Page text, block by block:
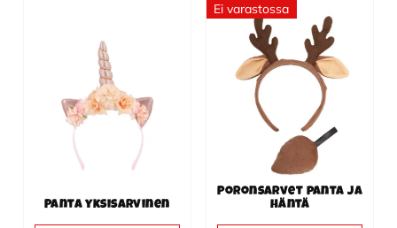
Panta yksisarvinen
Ei varastossa
Poronsarvet panta ja
häntä